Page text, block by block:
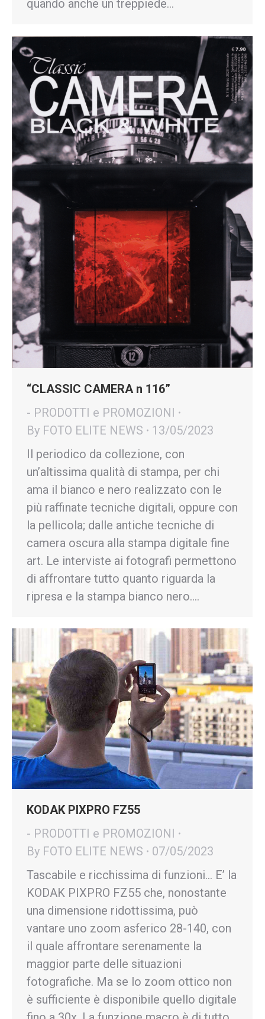
quando anche un treppiede…
“CLASSIC CAMERA n 116”
- PRODOTTI e PROMOZIONI
By FOTO ELITE NEWS
13/05/2023
Il periodico da collezione, con
un’altissima qualità di stampa, per chi
ama il bianco e nero realizzato con le
più raffinate tecniche digitali, oppure con
la pellicola; dalle antiche tecniche di
camera oscura alla stampa digitale fine
art. Le interviste ai fotografi permettono
di affrontare tutto quanto riguarda la
ripresa e la stampa bianco nero.…
KODAK PIXPRO FZ55
- PRODOTTI e PROMOZIONI
By FOTO ELITE NEWS
07/05/2023
Tascabile e ricchissima di funzioni… E’ la
KODAK PIXPRO FZ55 che, nonostante
una dimensione ridottissima, può
vantare uno zoom asferico 28-140, con
il quale affrontare serenamente la
maggior parte delle situazioni
fotografiche. Ma se lo zoom ottico non
è sufficiente è disponibile quello digitale